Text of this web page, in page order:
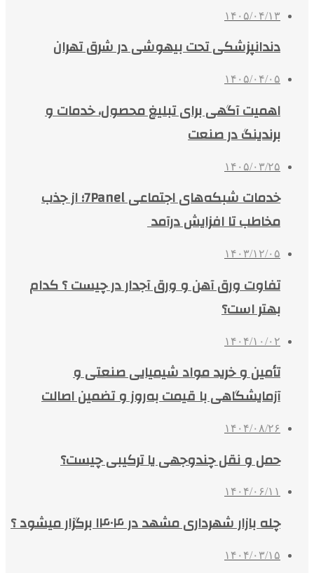
۱۴۰۵/۰۴/۱۳
دندانپزشکی تحت بیهوشی در شرق تهران
۱۴۰۵/۰۴/۰۵
اهمیت آگهی برای تبلیغ محصول، خدمات و
برندینگ در صنعت
۱۴۰۵/۰۳/۲۵
خدمات شبکه‌های اجتماعی 7Panel؛ از جذب
مخاطب تا افزایش درآمد
۱۴۰۳/۱۲/۰۵
تفاوت ورق آهن و ورق آجدار در چیست ؟ کدام
بهتر است؟
۱۴۰۴/۱۰/۰۲
تأمین و خرید مواد شیمیایی صنعتی و
آزمایشگاهی با قیمت به‌روز و تضمین اصالت
۱۴۰۴/۰۸/۲۶
حمل و نقل چندوجهی یا ترکیبی چیست؟
۱۴۰۴/۰۶/۱۱
چله بازار شهرداری مشهد در ۱۴۰۴ برگزار میشود ؟
۱۴۰۴/۰۳/۱۵